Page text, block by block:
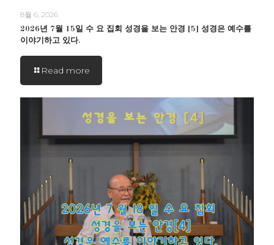
8월 6, 2026
2026년 7월 15일 수 요 집회 성경을 보는 안경 [5] 성경은 예수를
이야기하고 있다.
Read more